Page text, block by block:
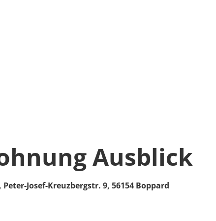
Ausblick
Peter-Josef-Kreuzbergstr. 9, 56154 Boppard